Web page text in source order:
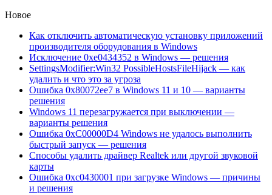
Новое
Как отключить автоматическую установку приложений
производителя оборудования в Windows
Исключение 0xe0434352 в Windows — решения
SettingsModifier:Win32 PossibleHostsFileHijack — как
удалить и что это за угроза
Ошибка 0x80072ee7 в Windows 11 и 10 — варианты
решения
Windows 11 перезагружается при выключении —
варианты решения
Ошибка 0xC00000D4 Windows не удалось выполнить
быстрый запуск — решения
Способы удалить драйвер Realtek или другой звуковой
карты
Ошибка 0xc0430001 при загрузке Windows — причины
и решения